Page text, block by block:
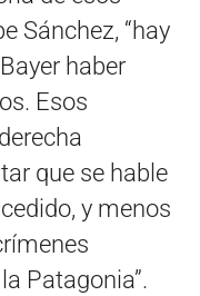
Sánchez, “hay
haber
Esos
que se hable
y menos
Patagonia”.